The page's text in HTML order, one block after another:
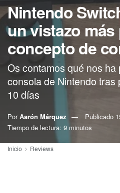
Nintendo
un vistazo
concepto de
Os contamos qué nos
consola de Nintendo
10 días
Por Aarón Márquez Publicado
Tiempo de lectura: 9 minutos
Inicio Reviews